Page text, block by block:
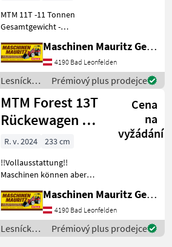
MTM 11T -11 Tonnen
Gesamtgewicht -
(200x100x6) - Flap down
Abstützung - 1x
zusätzliches Rungenpaar -
Hydraulische Bremse auf
einer Achse -
Maschinen Mauritz GesmbH
4190 Bad Leonfelden
Lesnícke a
drevárske
stroje /
MTM
Forest
Prémiový plus prodejce
MTM Forest 13T
Rückewagen mit
MTM 8600
Forstkran
Cena
na
vyžádání
R. v. 2024
233 cm
!!Vollausstattung!!
Maschinen können aber
zusammengestellt werden,
einfach unverbindlich
Anfragen. Top Qualität aus
Estland. Überzeugen
Maschinen Mauritz GesmbH
4190 Bad Leonfelden
Lesnícke a
drevárske
Prémiový plus prodejce